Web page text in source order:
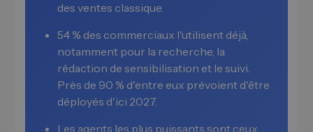
des ventes classique.
54 % des commerciaux l'utilisent déjà,
notamment pour la recherche, la
rédaction de sensibilisation et le suivi.
Près de 90 % d'entre eux prévoient d'être
déployés d'ici 2027.
Les agents les plus puissants sont ceux